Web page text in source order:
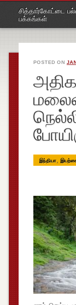
சித்தார்கோட்டை
பக்கங்கள்
POSTED ON
இந்தியா,